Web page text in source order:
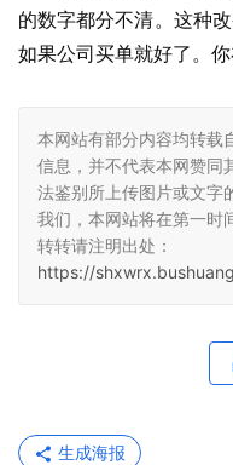
的数字都分不清。这种
如果公司买单就好了。
本网站有部分内容均转载
信息，并不代表本网赞同
法鉴别所上传图片或文字
我们，本网站将在第一时
转转请注明出处：
https://
生成海报